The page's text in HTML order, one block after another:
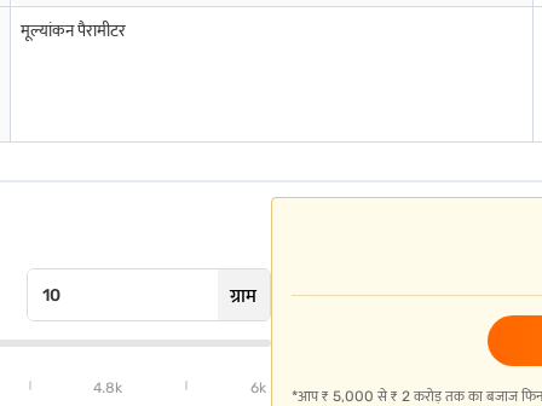
मिलती है.
मूल्यांकन पैरामीटर
ग्राम
4.8k 6k *आप ₹ 5,000 से ₹ 2 करोड़ तक का बजाज